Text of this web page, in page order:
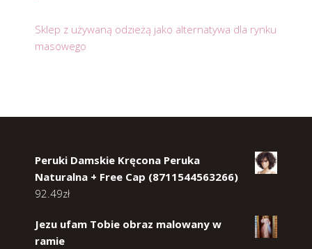
Sklep z używaną odzieżą jako alternatywa dla rynku
masowego
Peruki Damskie Kręcona Peruka
Naturalna + Free Cap (8711544563266)
92.49zł
Jezu ufam Tobie obraz malowany w
ramie